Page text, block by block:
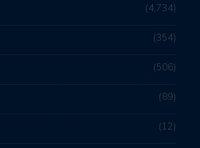
4,734
354
506
89
12